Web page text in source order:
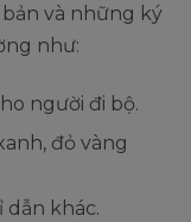
và những ký
như:
người đi bộ.
đỏ vàng
dẫn khác.